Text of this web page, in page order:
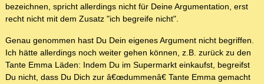
bezeichnen, spricht allerdings nicht für Deine Argumentation, erst
recht nicht mit dem Zusatz "ich begreife nicht".
Genau genommen hast Du Dein eigenes Argument nicht begriffen.
Ich hätte allerdings noch weiter gehen können, z.B. zurück zu den
Tante Emma Läden: Indem Du im Supermarkt einkaufst, begreifst
Du nicht, dass Du Dich zur â€œdummenâ€ Tante Emma gemacht